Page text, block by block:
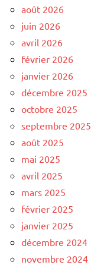
août 2026
juin 2026
avril 2026
février 2026
janvier 2026
décembre 2025
octobre 2025
septembre 2025
août 2025
mai 2025
avril 2025
mars 2025
février 2025
janvier 2025
décembre 2024
novembre 2024